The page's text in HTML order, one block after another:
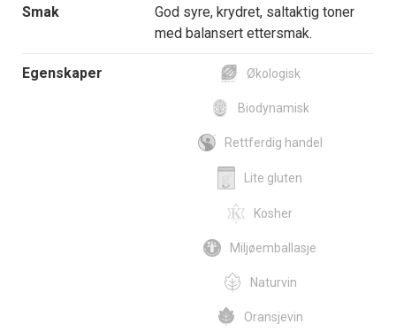
Smak
God syre, krydret, saltaktig toner
med balansert ettersmak.
Egenskaper Økologisk
Biodynamisk
Rettferdig handel
Lite gluten
Kosher
Miljøemballasje
Naturvin
Oransjevin